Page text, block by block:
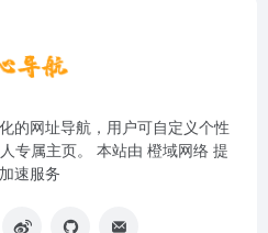
的网址导航，用户可自定义个性
专属主页。 本站由 橙域网络 提
速服务